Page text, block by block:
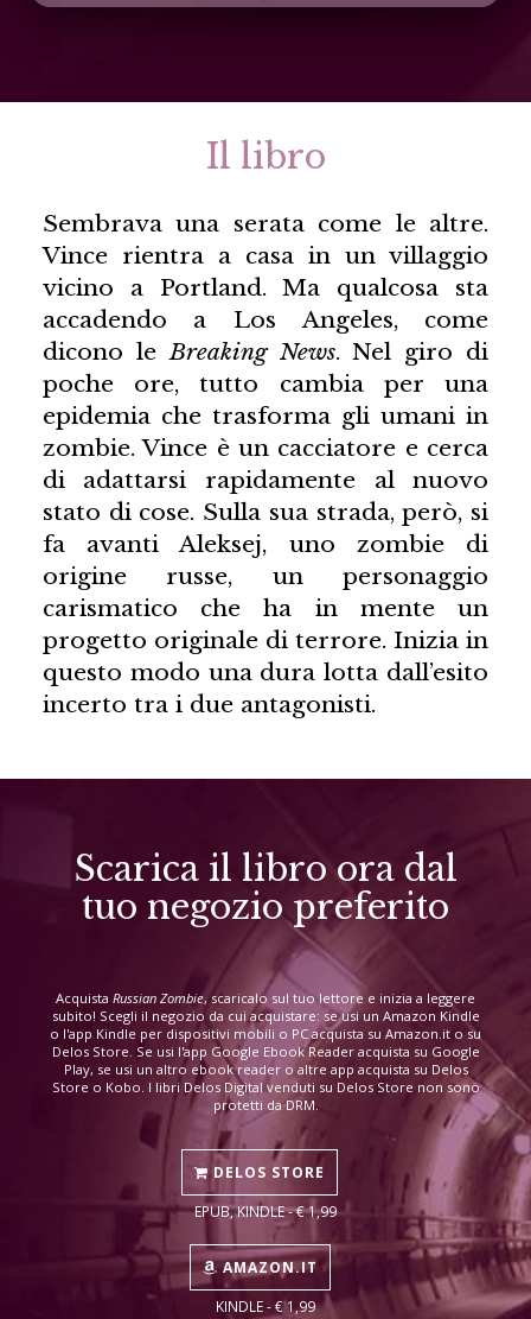
Il libro
Sembrava una serata come le altre.
Vince rientra a casa in un villaggio
vicino a Portland. Ma qualcosa sta
accadendo a Los Angeles, come
dicono leBreaking News. Nel giro di
poche ore, tutto cambia per una
epidemia che trasforma gli umani in
zombie. Vince è un cacciatore e cerca
di adattarsi rapidamente al nuovo
stato di cose. Sulla sua strada, però, si
fa avanti Aleksej, uno zombie di
origine russe, un personaggio
carismatico che ha in mente un
progetto originale di terrore. Inizia in
questo modo una dura lotta dall’esito
incerto tra i due antagonisti.
Scarica il libro ora dal
tuo negozio preferito
Acquista Russian Zombie, scaricalo sul tuo lettore e inizia a leggere
subito! Scegli il negozio da cui acquistare: se usi un Amazon Kindle
o l'app Kindle per dispositivi mobili o PC acquista su Amazon.it o su
Delos Store. Se usi l'app Google Ebook Reader acquista su Google
Play, se usi un altro ebook reader o altre app acquista su Delos
Store o Kobo. I libri Delos Digital venduti su Delos Store non sono
protetti da DRM.
DELOS STORE
EPUB, KINDLE - € 1,99
AMAZON.IT
KINDLE - € 1,99